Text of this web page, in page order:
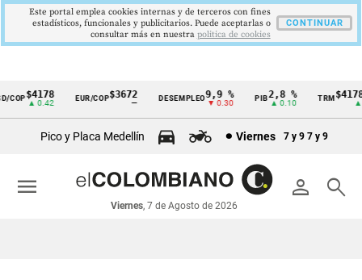
Cintillo
económicos
Colombia
$4178
▲ 0.42
EUR/COP$3672 DESEMPLEO 9,9 %
▼ 0.30
PIB2,8 %
▲ 0.10
TRM
▲
Pico y Placa Medellín Viernes 7 y 9 7 y 9
person search
Viernes, 7 de Agosto de 2026
menu
Este portal emplea cookies internas y de terceros con fines
estadísticos, funcionales y publicitarios. Puede aceptarlas o
consultar más en nuestra politica de cookies
CONTINUAR